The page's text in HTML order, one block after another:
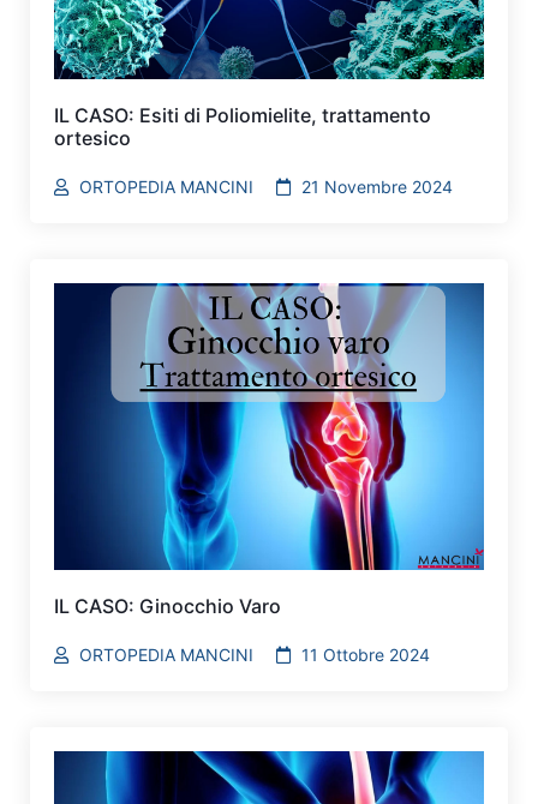
IL CASO: Esiti di Poliomielite, trattamento
ortesico
ORTOPEDIA MANCINI 21 Novembre 2024
IL CASO: Ginocchio Varo
ORTOPEDIA MANCINI 11 Ottobre 2024